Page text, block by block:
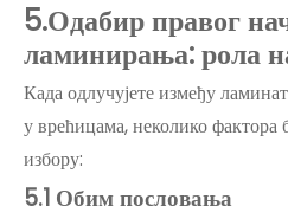
5.Одабир правог
ламинирања: рола
Када одлучујете између
у врећицама, неколико фактора
избору:
5.1 Обим пословања